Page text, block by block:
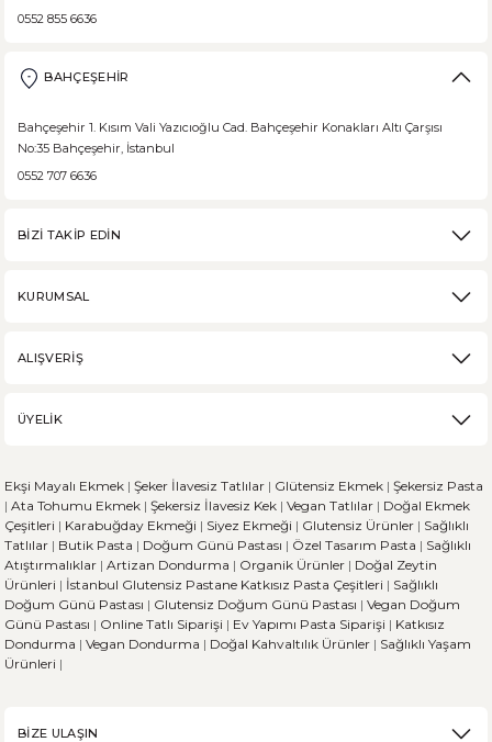
DEVAMI
Medovik, Slav mutfağından dünyaya yayılmış bir pastadır. Eski
Karabuğday, son zamanlarda sağlıklı beslenme trendinin
Ekşi Mayalı Ekmek ve Diğer Ekmek Çeşitleri
Ekmek, dünya genelinde her kültürün sofralarında önemli bir yere
DEVAMI
0552 855 6636
BAHÇEŞEHİR
Bahçeşehir 1. Kısım Vali Yazıcıoğlu Cad. Bahçeşehir Konakları Altı Çarşısı
No:35 Bahçeşehir, İstanbul
0552 707 6636
BİZİ TAKİP EDİN
KURUMSAL
ALIŞVERİŞ
ÜYELİK
Ekşi Mayalı Ekmek | Şeker İlavesiz Tatlılar | Glütensiz Ekmek | Şekersiz Pasta
| Ata Tohumu Ekmek | Şekersiz İlavesiz Kek | Vegan Tatlılar | Doğal Ekmek
Çeşitleri | Karabuğday Ekmeği | Siyez Ekmeği | Glutensiz Ürünler | Sağlıklı
Tatlılar | Butik Pasta | Doğum Günü Pastası | Özel Tasarım Pasta | Sağlıklı
Atıştırmalıklar | Artizan Dondurma | Organik Ürünler | Doğal Zeytin
Ürünleri | İstanbul Glutensiz Pastane Katkısız Pasta Çeşitleri | Sağlıklı
Doğum Günü Pastası | Glutensiz Doğum Günü Pastası | Vegan Doğum
Günü Pastası | Online Tatlı Siparişi | Ev Yapımı Pasta Siparişi | Katkısız
Dondurma | Vegan Dondurma | Doğal Kahvaltılık Ürünler | Sağlıklı Yaşam
Ürünleri |
BİZE ULAŞIN